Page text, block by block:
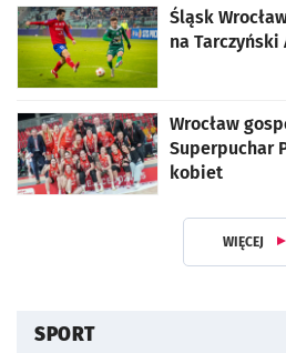
Śląsk
na Tarczyński
Wrocław
Superpuchar
kobiet
WIĘCEJ
SPORT